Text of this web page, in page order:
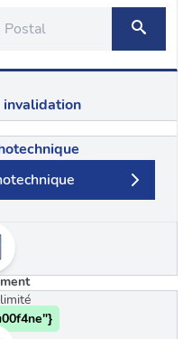
invalidation